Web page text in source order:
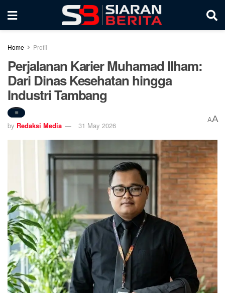
Home Profil
Perjalanan Karier Muhamad Ilham:
Dari Dinas Kesehatan hingga
Industri Tambang
by Redaksi Media 31 May 2026
AA